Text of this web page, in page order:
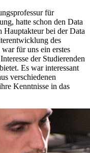
für
hatte schon den Data
Hauptakteur bei der Data
des
für uns ein erstes
der Studierenden
Es war interessant
verschiedenen
Kenntnisse in das